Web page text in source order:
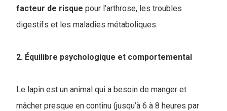
facteur de risque pour l’arthrose, les troubles
digestifs et les maladies métaboliques.
2. Équilibre psychologique et comportemental
Le lapin est un animal qui a besoin de manger et
mâcher presque en continu (jusqu’à 6 à 8 heures par